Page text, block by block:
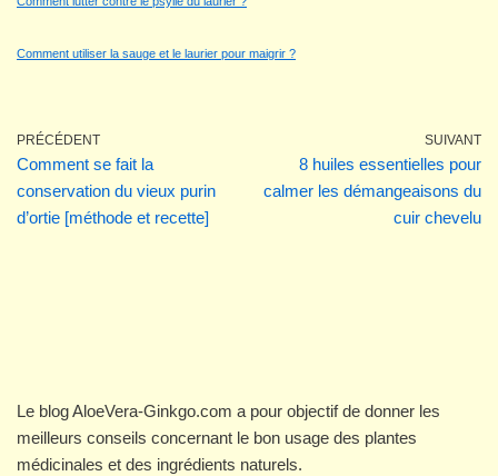
Comment utiliser la sauge et le laurier pour maigrir ?
PRÉCÉDENT
Comment se fait la
conservation du vieux purin
d’ortie [méthode et recette]
SUIVANT
8 huiles essentielles pour
calmer les démangeaisons du
cuir chevelu
Le blog AloeVera-Ginkgo.com a pour objectif de donner les
meilleurs conseils concernant le bon usage des plantes
médicinales et des ingrédients naturels.